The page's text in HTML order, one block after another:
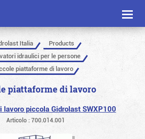
Toggle
Italia
Products
idraulici per le persone
piattaforme di lavoro
piattaforme di lavoro
lavoro piccola Gidrolast SWXP100
Articolo : 700.014.001